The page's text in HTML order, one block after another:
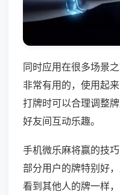
同时应用在很多场景
非常有用的，使用起
打牌时可以合理调整
好友间互动乐趣。
手机微乐麻将赢的技
部分用户的牌特别好
看到其他人的牌一样